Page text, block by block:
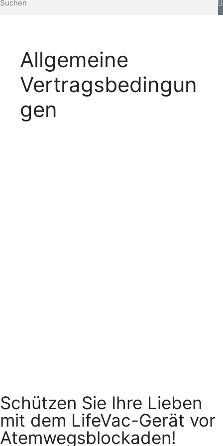
Allgemeine
Vertragsbedingun
gen
Schützen Sie Ihre Lieben
mit dem LifeVac-Gerät vor
Atemwegsblockaden!